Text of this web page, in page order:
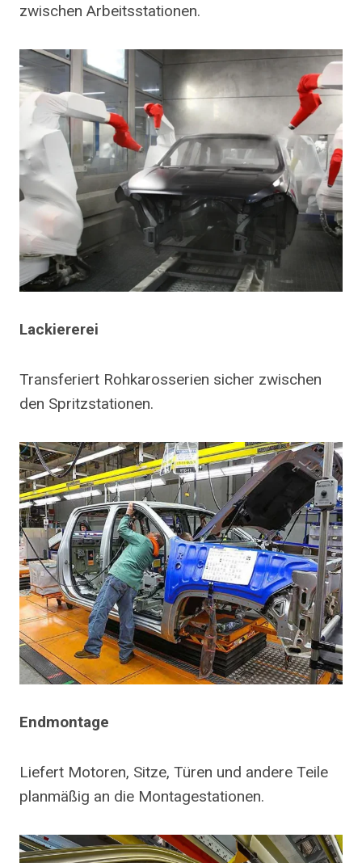
zwischen Arbeitsstationen.
Lackiererei
Transferiert Rohkarosserien sicher zwischen
den Spritzstationen.
Endmontage
Liefert Motoren, Sitze, Türen und andere Teile
planmäßig an die Montagestationen.